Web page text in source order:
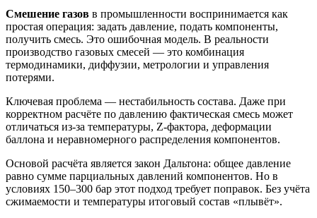
Смешение газов в промышленности воспринимается как
простая операция: задать давление, подать компоненты,
получить смесь. Это ошибочная модель. В реальности
производство газовых смесей — это комбинация
термодинамики, диффузии, метрологии и управления
потерями.
Ключевая проблема — нестабильность состава. Даже при
корректном расчёте по давлению фактическая смесь может
отличаться из-за температуры, Z-фактора, деформации
баллона и неравномерного распределения компонентов.
Основой расчёта является закон Дальтона: общее давление
равно сумме парциальных давлений компонентов. Но в
условиях 150–300 бар этот подход требует поправок. Без учёта
сжимаемости и температуры итоговый состав «плывёт».